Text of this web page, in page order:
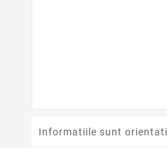
Informatiile sunt